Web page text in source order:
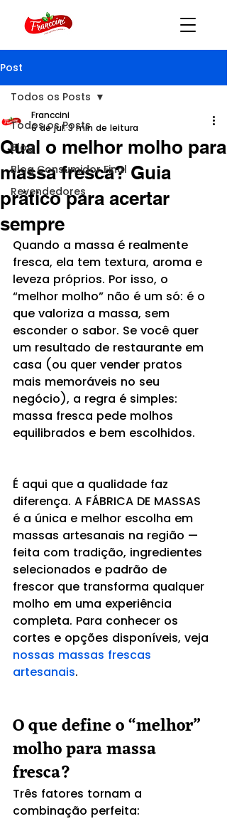
Post
Todos os Posts
Blog
Blog Consumidor Final
Revendedores
Todos os Posts
Qual o melhor molho para
massa fresca? Guia
prático para acertar
sempre
Franccini
6 de jul.3 min de leitura
Quando a massa é realmente
fresca, ela tem textura, aroma e
leveza próprios. Por isso, o
“melhor molho” não é um só: é o
que valoriza a massa, sem
esconder o sabor. Se você quer
um resultado de restaurante em
casa (ou quer vender pratos
mais memoráveis no seu
negócio), a regra é simples:
massa fresca pede molhos
equilibrados e bem escolhidos.
É aqui que a qualidade faz
diferença. A FÁBRICA DE MASSAS
é a única e melhor escolha em
massas artesanais na região —
feita com tradição, ingredientes
selecionados e padrão de
frescor que transforma qualquer
molho em uma experiência
completa. Para conhecer os
cortes e opções disponíveis, veja
nossas massas frescas
artesanais.
O que define o “melhor”
molho para massa
fresca?
Três fatores tornam a
combinação perfeita: